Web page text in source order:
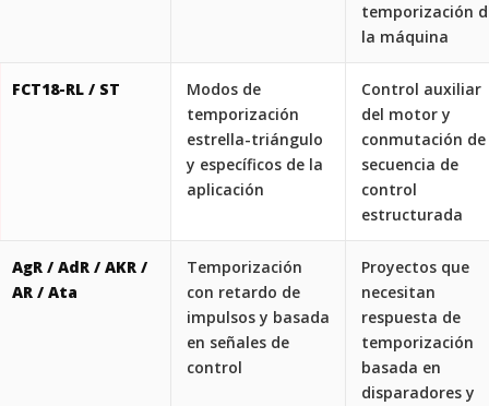
temporización
la máquina
FCT18-RL / ST
Modos de
temporización
estrella-triángulo
y específicos de la
aplicación
Control auxiliar
del motor y
conmutación de
secuencia de
control
estructurada
AgR / AdR / AKR /
AR / Ata
Temporización
con retardo de
impulsos y basada
en señales de
control
Proyectos que
necesitan
respuesta de
temporización
basada en
disparadores y